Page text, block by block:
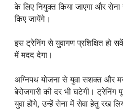
के लिए नियुक्त किया जाएगा और सेना
किए जायेंगे।
इस ट्रेनिंग से युवागण प्रशिक्षित हो
में मदद देगा।
अग्निपथ योजना से युवा सशक्त और
बेरोजगारी की दर भी घटेगी। ट्रेनिंग
युवा होंगे, उन्हें सेना में सेवा हेतु रख